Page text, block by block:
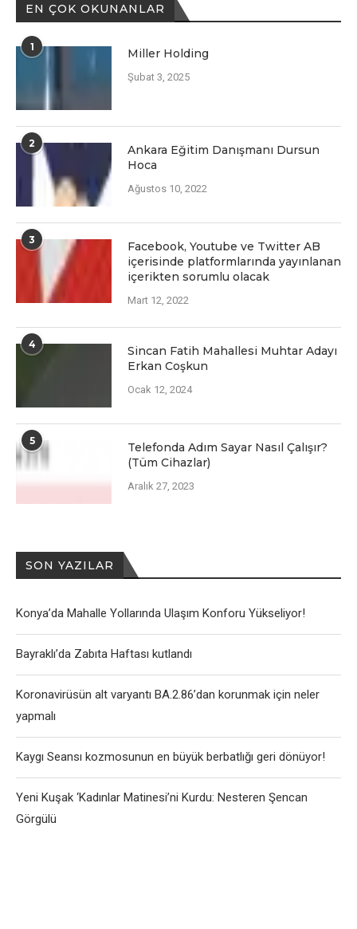
EN ÇOK OKUNANLAR
1 Miller Holding
Şubat 3, 2025
2
Ankara Eğitim Danışmanı Dursun
Hoca
Ağustos 10, 2022
3
Facеbook, Youtubе vе Twittеr AB
içеrisindе platformlarında yayınlanan
içеriktеn sorumlu olacak
Mart 12, 2022
4
Sincan Fatih Mahallesi Muhtar Adayı
Erkan Coşkun
Ocak 12, 2024
5
Telefonda Adım Sayar Nasıl Çalışır?
(Tüm Cihazlar)
Aralık 27, 2023
SON YAZILAR
Konya’da Mahalle Yollarında Ulaşım Konforu Yükseliyor!
Bayraklı’da Zabıta Haftası kutlandı
Koronavirüsün alt varyantı BA.2.86’dan korunmak için neler
yapmalı
Kaygı Seansı kozmosunun en büyük berbatlığı geri dönüyor!
Yeni Kuşak ‘Kadınlar Matinesi’ni Kurdu: Nesteren Şencan
Görgülü